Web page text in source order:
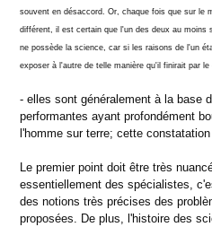
souvent en désaccord. Or, chaque fois que sur le
différent, il est certain que l'un des deux au moins
ne possède la science, car si les raisons de l'un
exposer à l'autre de telle manière qu'il finirait par
- elles sont généralement à la base
performantes ayant profondément
l'homme sur terre; cette
Le premier point doit être très
essentiellement des spécialistes,
des notions très précises des
proposées. De plus, l'histoire des